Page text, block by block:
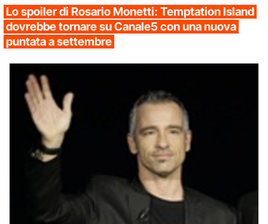
Lo spoiler di Rosario Monetti: Temptation Island
dovrebbe tornare su Canale5 con una nuova
puntata a settembre